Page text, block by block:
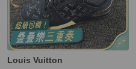
Louis Vuitton